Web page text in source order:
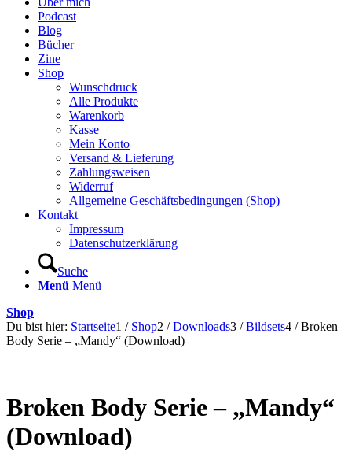
Podcast
Blog
Bücher
Zine
Shop
Wunschdruck
Alle Produkte
Warenkorb
Kasse
Mein Konto
Versand & Lieferung
Zahlungsweisen
Widerruf
Allgemeine Geschäftsbedingungen (Shop)
Kontakt
Impressum
Datenschutzerklärung
Suche
Menü Menü
Shop
Du bist hier: Startseite1 / Shop2 / Downloads3 / Bildsets4 / Broken
Body Serie – „Mandy“ (Download)
Broken Body Serie – „Mandy“
(Download)